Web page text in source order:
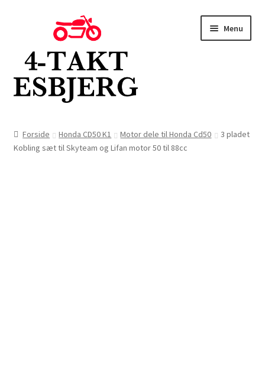
navigation
indhold
Menu
Butik
Forside Honda CD50 K1 Motor dele til Honda Cd50
3 pladet
Kobling sæt til Skyteam og Lifan motor 50 til 88cc